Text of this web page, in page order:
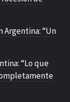
Argentina: “Un
“Lo que